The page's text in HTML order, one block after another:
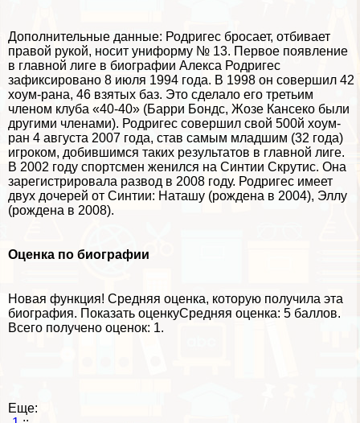
Дополнительные данные: Родригес бросает, отбивает
правой рукой, носит униформу № 13. Первое появление
в главной лиге в биографии Алекса Родригес
зафиксировано 8 июля 1994 года. В 1998 он совершил 42
хоум-рана, 46 взятых баз. Это сделало его третьим
члeном клуба «40-40» (Барри Бондс, Жозе Кансеко были
другими члeнами). Родригес совершил свой 500й хоум-
ран 4 августа 2007 года, став самым младшим (32 года)
игроком, добившимся таких результатов в главной лиге.
В 2002 году спортсмен женился на Синтии Скрутис. Она
зарегистрировала развод в 2008 году. Родригес имеет
двух дочерей от Синтии: Наташу (рождена в 2004), Эллу
(рождена в 2008).
Оценка по биографии
Новая функция! Средняя оценка, которую получила эта
биография. Показать оценкуСредняя оценка: 5 баллов.
Всего получено оценок: 1.
Еще: